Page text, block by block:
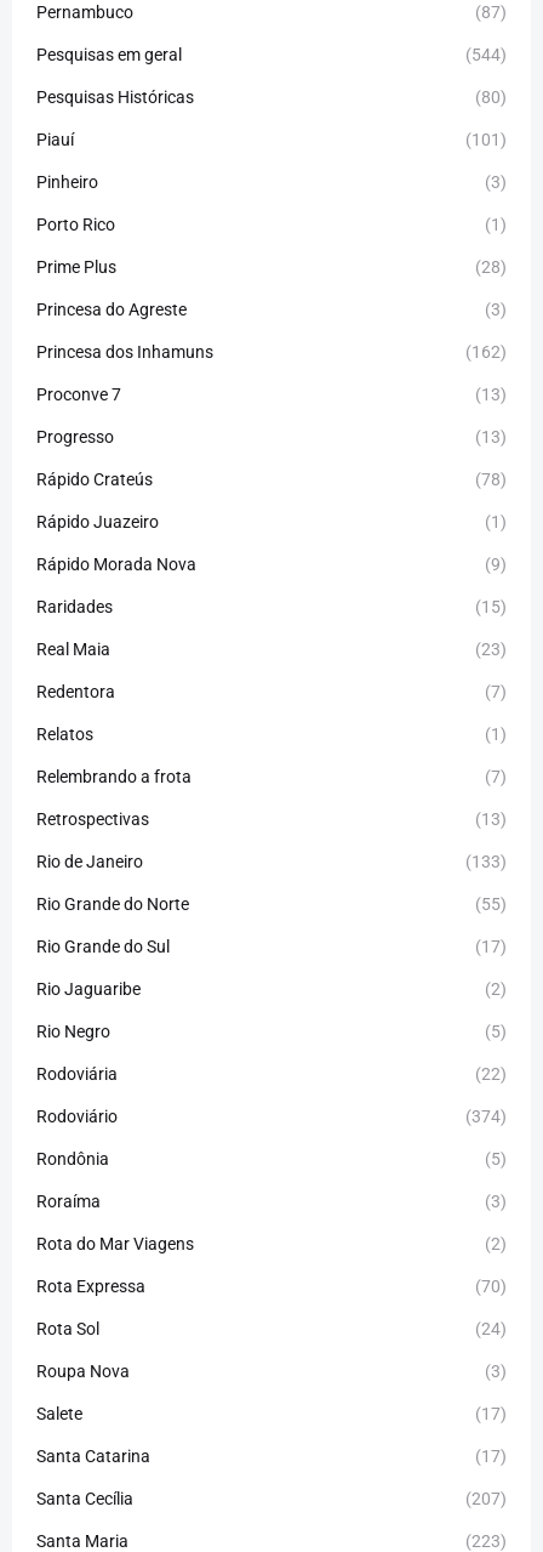
Pernambuco (87)
Pesquisas em geral (544)
Pesquisas Históricas (80)
Piauí (101)
Pinheiro (3)
Porto Rico (1)
Prime Plus (28)
Princesa do Agreste (3)
Princesa dos Inhamuns (162)
Proconve 7 (13)
Progresso (13)
Rápido Crateús (78)
Rápido Juazeiro (1)
Rápido Morada Nova (9)
Raridades (15)
Real Maia (23)
Redentora (7)
Relatos (1)
Relembrando a frota (7)
Retrospectivas (13)
Rio de Janeiro (133)
Rio Grande do Norte (55)
Rio Grande do Sul (17)
Rio Jaguaribe (2)
Rio Negro (5)
Rodoviária (22)
Rodoviário (374)
Rondônia (5)
Roraíma (3)
Rota do Mar Viagens (2)
Rota Expressa (70)
Rota Sol (24)
Roupa Nova (3)
Salete (17)
Santa Catarina (17)
Santa Cecília (207)
Santa Maria (223)